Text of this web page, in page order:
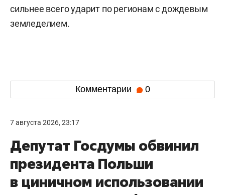
сильнее всего ударит по регионам с дождевым
земледелием.
Комментарии 0
7 августа 2026, 23:17
Депутат Госдумы обвинил
президента Польши
в циничном использовании